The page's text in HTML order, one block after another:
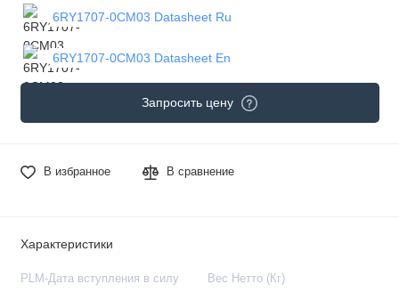
6RY1707-0CM03 Datasheet Ru
6RY1707-0CM03 Datasheet En
Запросить цену
В избранное В сравнение
Характеристики
PLM-Дата вступления в силу Вес Нетто (Кг)